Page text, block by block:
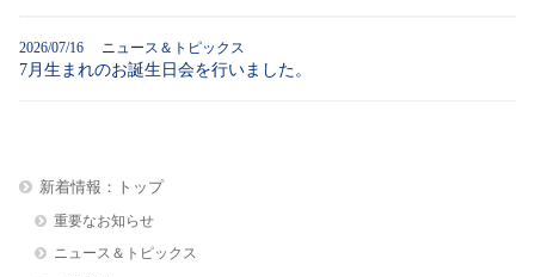
2026/07/16 ニュース＆トピックス
7月生まれのお誕生日会を行いました。
新着情報：トップ
重要なお知らせ
ニュース＆トピックス